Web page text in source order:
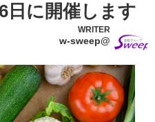
日に開催します
WRITER
w-sweep@